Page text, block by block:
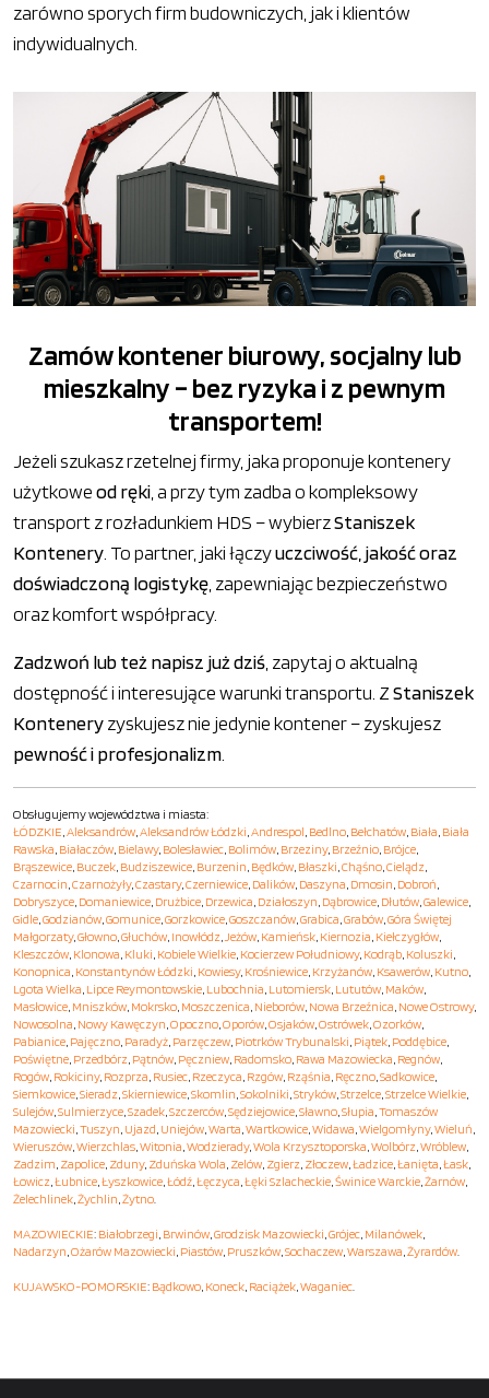
zarówno sporych firm budowniczych, jak i klientów
indywidualnych.
Zamów kontener biurowy, socjalny lub
mieszkalny – bez ryzyka i z pewnym
transportem!
Jeżeli szukasz rzetelnej firmy, jaka proponuje kontenery
użytkoweod ręki , a przy tym zadba o kompleksowy
transport z rozładunkiem HDS – wybierzStaniszek
Kontenery . To partner, jaki łączyuczciwość, jakość oraz
doświadczoną logistykę , zapewniając bezpieczeństwo
oraz komfort współpracy.
Zadzwoń lub też napisz już dziś , zapytaj o aktualną
dostępność i interesujące warunki transportu. ZStaniszek
Konteneryzyskujesz nie jedynie kontener – zyskujesz
pewność i profesjonalizm
Obsługujemy województwa i miasta:
ŁÓDZKIE,Aleksandrów,Aleksandrów Łódzki,Andrespol, Bedlno, Bełchatów, Biała, Biała
Rawska, Białaczów, Bielawy, Bolesławiec, Bolimów, Brzeziny, Brzeźnio, Brójce,
Brąszewice, Buczek, Budziszewice, Burzenin, Będków, Błaszki,Chąśno,Cielądz,
Czarnocin,Czarnożyły,Czastary,Czerniewice, Dalików, Daszyna, Dmosin, Dobroń,
Dobryszyce, Domaniewice, Drużbice, Drzewica, Działoszyn, Dąbrowice, Dłutów,Galewice,
Gidle,Godzianów,Gomunice,Gorzkowice,Goszczanów,Grabica,Grabów,Góra Świętej
Małgorzaty,Głowno,Głuchów, Inowłódz,Jeżów, Kamieńsk, Kiernozia, Kiełczygłów,
Kleszczów, Klonowa, Kluki, Kobiele Wielkie, Kocierzew Południowy, Kodrąb, Koluszki,
Konopnica, Konstantynów Łódzki, Kowiesy, Krośniewice, Krzyżanów, Ksawerów, Kutno,
Lgota Wielka, Lipce Reymontowskie, Lubochnia, Lutomiersk, Lututów, Maków,
Masłowice, Mniszków, Mokrsko, Moszczenica, Nieborów, Nowa Brzeźnica, Nowe Ostrowy,
Nowosolna, Nowy Kawęczyn,Opoczno,Oporów,Osjaków,Ostrówek,Ozorków,
Pabianice, Pajęczno, Paradyż, Parzęczew, Piotrków Trybunalski, Piątek, Poddębice,
Poświętne, Przedbórz, Pątnów, Pęczniew, Radomsko, Rawa Mazowiecka, Regnów,
Rogów, Rokiciny, Rozprza, Rusiec, Rzeczyca, Rzgów, Rząśnia, Ręczno,Sadkowice,
Siemkowice,Sieradz,Skierniewice,Skomlin,Sokolniki,Stryków,Strzelce,Strzelce Wielkie,
Sulejów,Sulmierzyce,Szadek,Szczerców,Sędziejowice,Sławno,Słupia,Tomaszów
Mazowiecki,Tuszyn, Ujazd, Uniejów,Warta,Wartkowice,Widawa,Wielgomłyny,Wieluń,
Wieruszów,Wierzchlas,Witonia,Wodzierady,Wola Krzysztoporska,Wolbórz,Wróblew,
Zadzim, Zapolice, Zduny, Zduńska Wola, Zelów, Zgierz, Złoczew,Ładzice,Łanięta,Łask,
Łowicz,Łubnice,Łyszkowice,Łódź,Łęczyca,Łęki Szlacheckie,Świnice Warckie,Żarnów,
Żelechlinek,Żychlin,Żytno.
MAZOWIECKIE: Białobrzegi, Brwinów,Grodzisk Mazowiecki,Grójec, Milanówek,
Nadarzyn,Ożarów Mazowiecki, Piastów, Pruszków,Sochaczew,Warszawa,Żyrardów.
KUJAWSKO-POMORSKIE: Bądkowo, Koneck, Raciążek,Waganiec.